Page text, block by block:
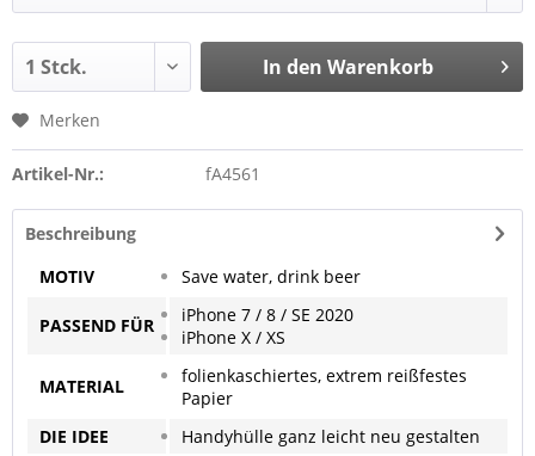
In den Warenkorb
Merken
Artikel-Nr.: fA4561
Beschreibung
MOTIV
Save water, drink beer
PASSEND FÜR
iPhone 7 / 8 / SE 2020
iPhone X / XS
MATERIAL
folienkaschiertes, extrem reißfestes
Papier
DIE IDEE
Handyhülle ganz leicht neu gestalten